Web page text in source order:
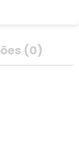
(0)